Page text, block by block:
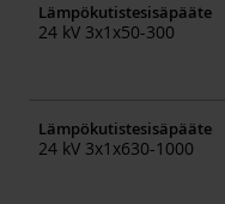
Lämpökutistesisäpääte
24 kV 3x1x50-300
Lämpökutistesisäpääte
24 kV 3x1x630-1000